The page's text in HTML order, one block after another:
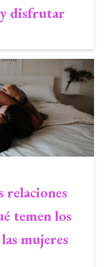
disfrutar
relaciones
temen los
mujeres